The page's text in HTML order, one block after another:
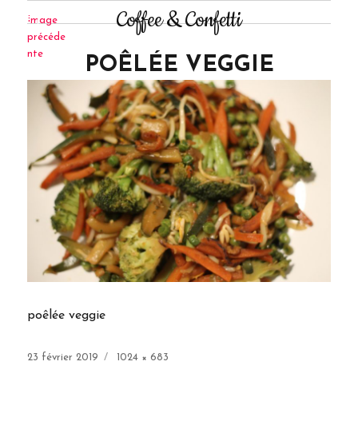
Coffee & Confetti
Image
précéde
nte
POÊLÉE VEGGIE
poêlée veggie
Publié
23 février 2019
Taille
1024 × 683